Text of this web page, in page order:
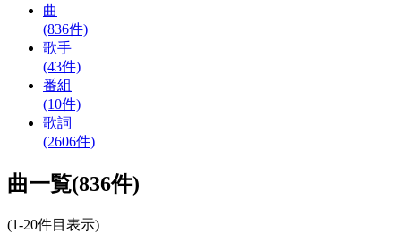
曲
(836件)
歌手
(43件)
番組
(10件)
歌詞
(2606件)
曲一覧(836件)
(1-20件目表示)